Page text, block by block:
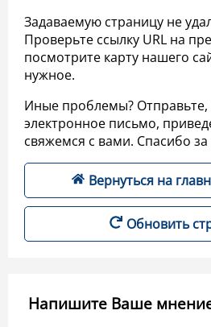
Задаваемую страницу не
Проверьте ссылку URL на
посмотрите карту нашего
нужное.
Иные проблемы? Отправьте,
электронное письмо,
свяжемся с вами. Спасибо
Вернуться на
Обновить
Напишите Ваше